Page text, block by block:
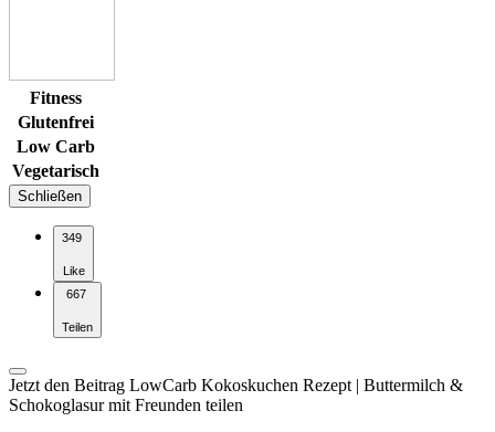
Fitness
Glutenfrei
Low Carb
Vegetarisch
Schließen
349
Like
667
Teilen
Jetzt den Beitrag LowCarb Kokoskuchen Rezept | Buttermilch &
Schokoglasur mit Freunden teilen